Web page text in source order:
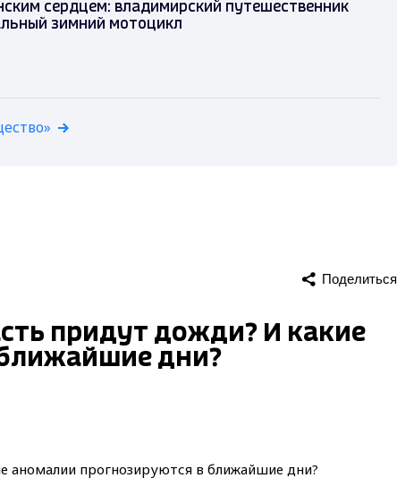
сердцем: владимирский путешественник
зимний мотоцикл
Поделиться
придут дожди? И какие
дни?